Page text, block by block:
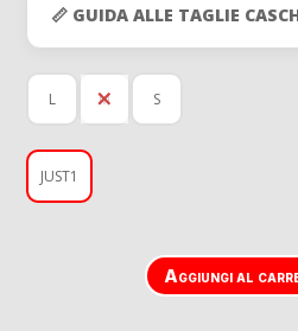
📏 GUIDA ALLE TAGLIE
L M S
JUST1
Aggiungi al